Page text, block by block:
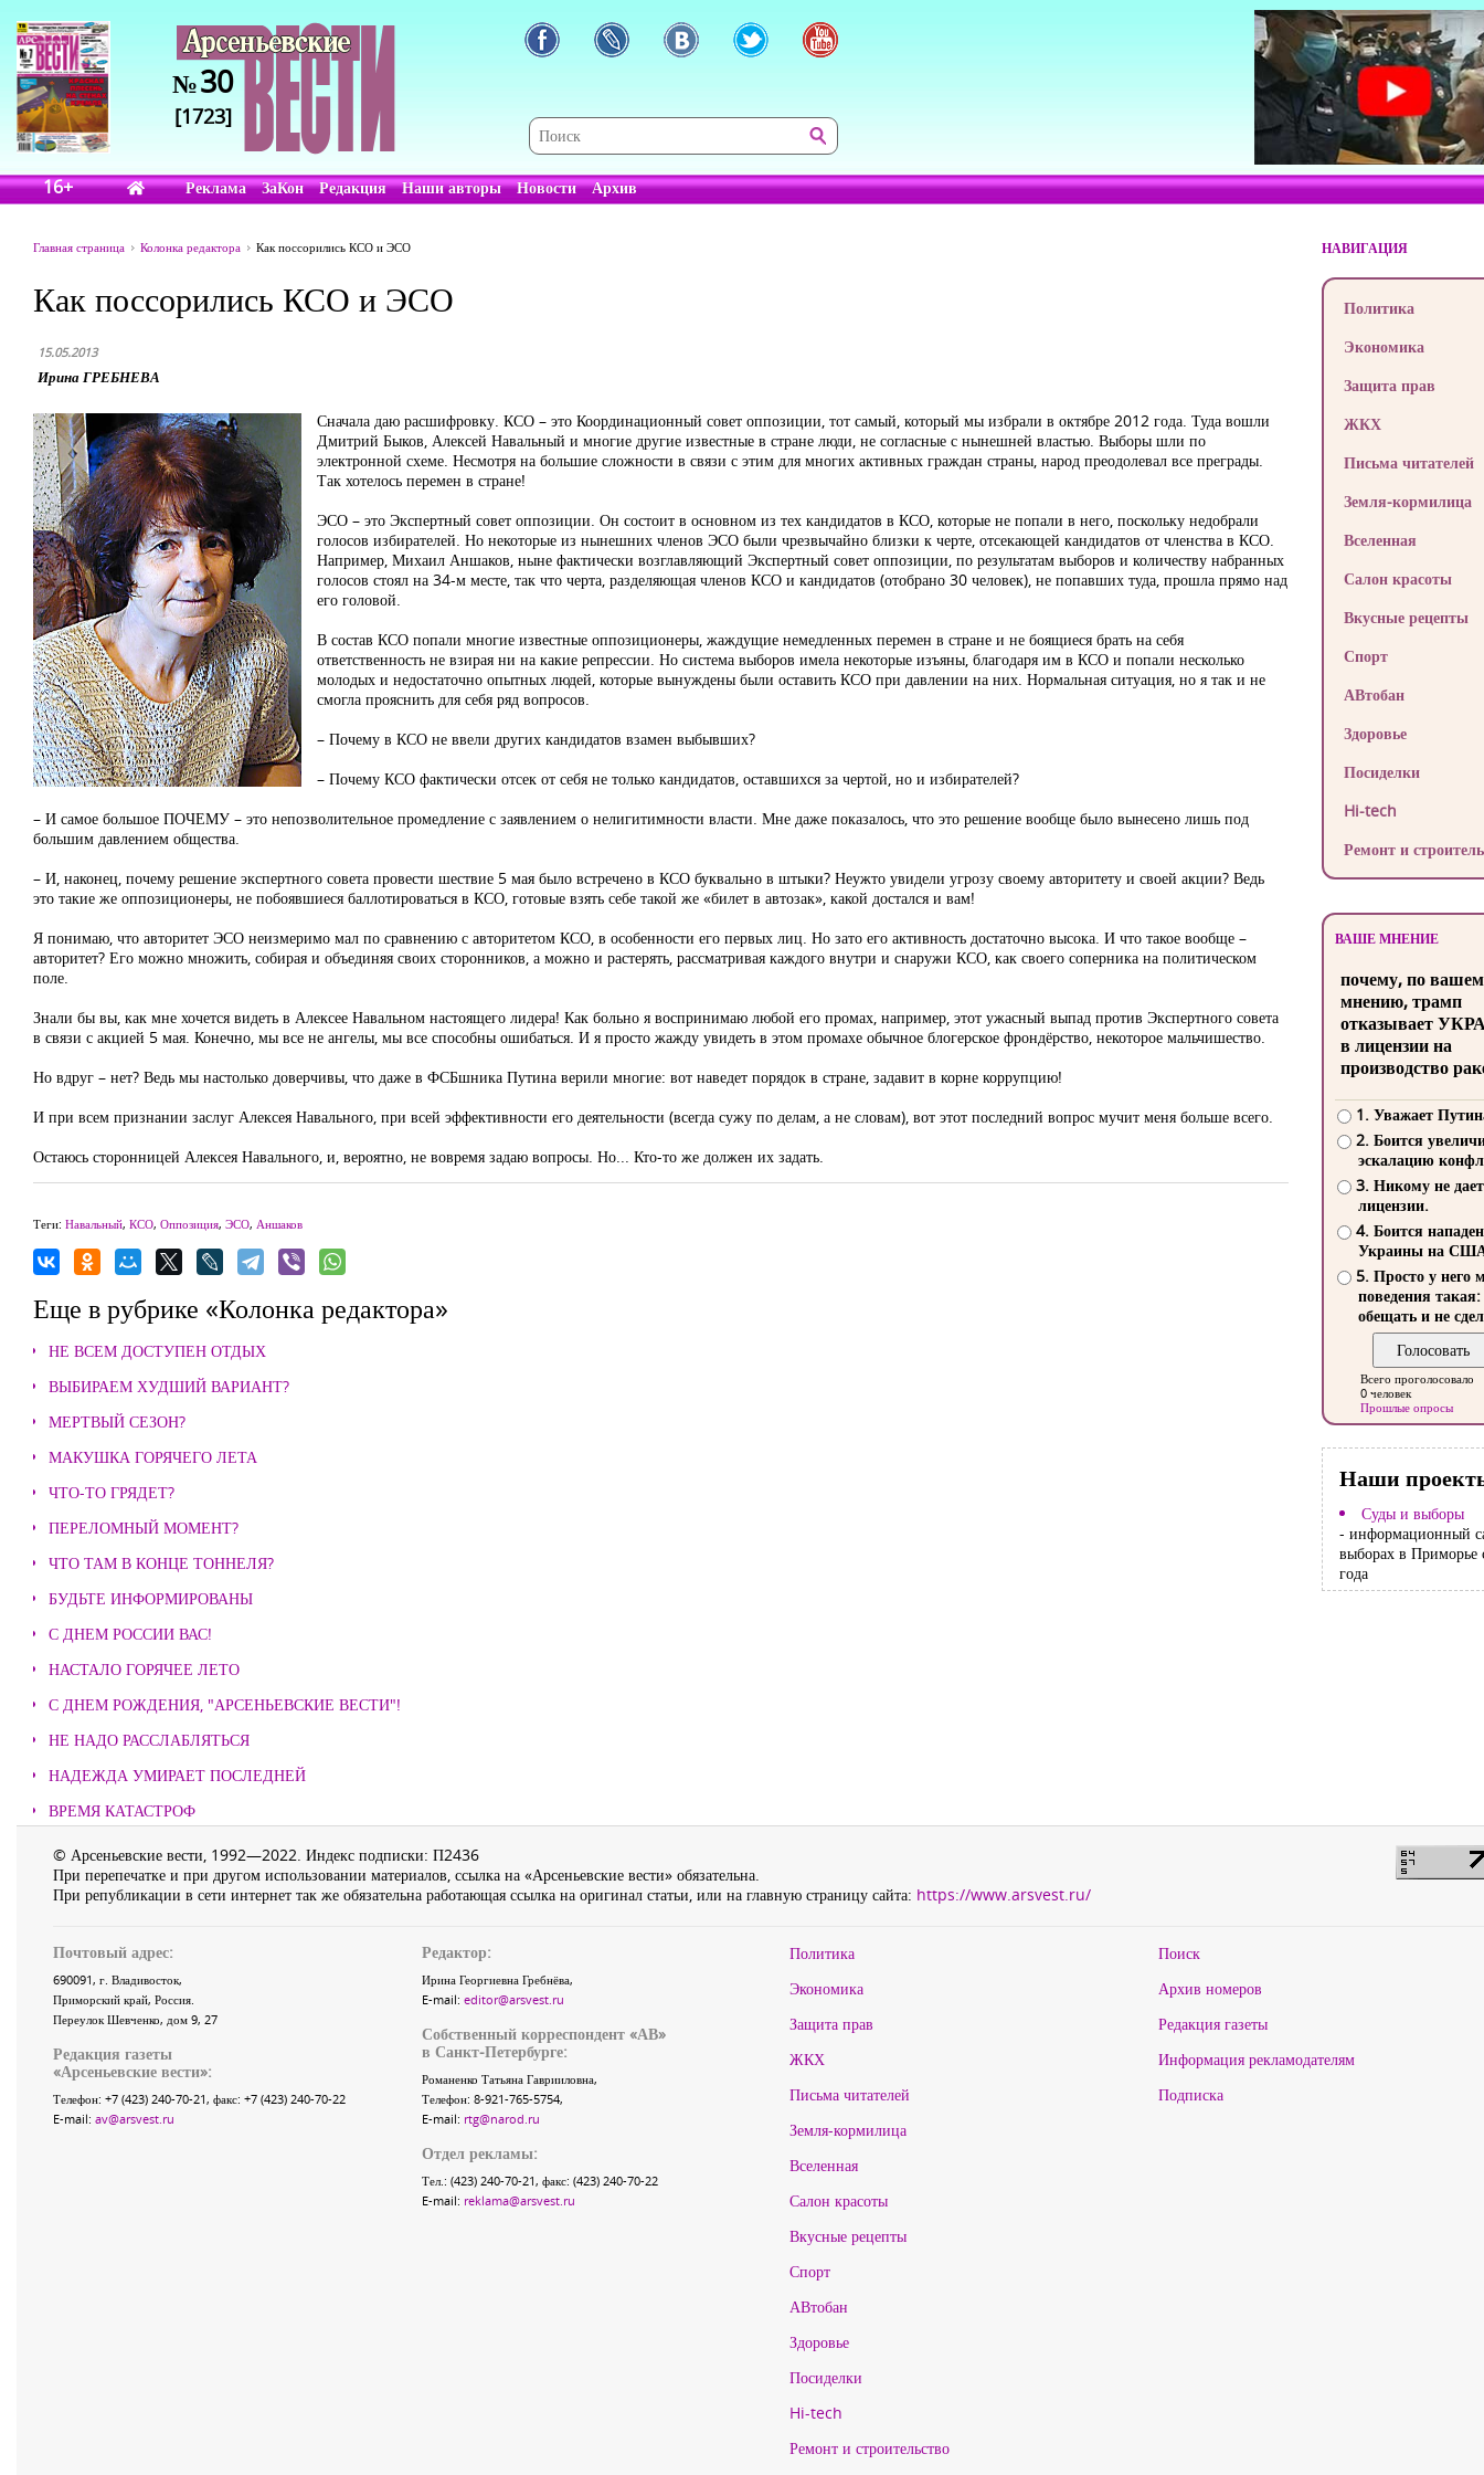
№30
[1723]
16+ Реклама ЗаКон Редакция Наши авторы Новости Архив
Главная страница Колонка редактора Как поссорились КСО и ЭСО
Как поссорились КСО и ЭСО
15.05.2013
Ирина ГРЕБНЕВА
Сначала даю расшифровку. КСО – это Координационный совет оппозиции, тот самый, который мы избрали в октябре 2012 года. Туда вошли
Дмитрий Быков, Алексей Навальный и многие другие известные в стране люди, не согласные с нынешней властью. Выборы шли по
электронной схеме. Несмотря на большие сложности в связи с этим для многих активных граждан страны, народ преодолевал все преграды.
Так хотелось перемен в стране!
ЭСО – это Экспертный совет оппозиции. Он состоит в основном из тех кандидатов в КСО, которые не попали в него, поскольку недобрали
голосов избирателей. Но некоторые из нынешних членов ЭСО были чрезвычайно близки к черте, отсекающей кандидатов от членства в КСО.
Например, Михаил Аншаков, ныне фактически возглавляющий Экспертный совет оппозиции, по результатам выборов и количеству набранных
голосов стоял на 34-м месте, так что черта, разделяющая членов КСО и кандидатов (отобрано 30 человек), не попавших туда, прошла прямо над
его головой.
В состав КСО попали многие известные оппозиционеры, жаждущие немедленных перемен в стране и не боящиеся брать на себя
ответственность не взирая ни на какие репрессии. Но система выборов имела некоторые изъяны, благодаря им в КСО и попали несколько
молодых и недостаточно опытных людей, которые вынуждены были оставить КСО при давлении на них. Нормальная ситуация, но я так и не
смогла прояснить для себя ряд вопросов.
– Почему в КСО не ввели других кандидатов взамен выбывших?
– Почему КСО фактически отсек от себя не только кандидатов, оставшихся за чертой, но и избирателей?
– И самое большое ПОЧЕМУ – это непозволительное промедление с заявлением о нелигитимности власти. Мне даже показалось, что это решение вообще было вынесено лишь под
большим давлением общества.
– И, наконец, почему решение экспертного совета провести шествие 5 мая было встречено в КСО буквально в штыки? Неужто увидели угрозу своему авторитету и своей акции? Ведь
это такие же оппозиционеры, не побоявшиеся баллотироваться в КСО, готовые взять себе такой же «билет в автозак», какой достался и вам!
Я понимаю, что авторитет ЭСО неизмеримо мал по сравнению с авторитетом КСО, в особенности его первых лиц. Но зато его активность достаточно высока. И что такое вообще –
авторитет? Его можно множить, собирая и объединяя своих сторонников, а можно и растерять, рассматривая каждого внутри и снаружи КСО, как своего соперника на политическом
поле.
Знали бы вы, как мне хочется видеть в Алексее Навальном настоящего лидера! Как больно я воспринимаю любой его промах, например, этот ужасный выпад против Экспертного совета
в связи с акцией 5 мая. Конечно, мы все не ангелы, мы все способны ошибаться. И я просто жажду увидеть в этом промахе обычное блогерское фрондёрство, некоторое мальчишество.
Но вдруг – нет? Ведь мы настолько доверчивы, что даже в ФСБшника Путина верили многие: вот наведет порядок в стране, задавит в корне коррупцию!
И при всем признании заслуг Алексея Навального, при всей эффективности его деятельности (всегда сужу по делам, а не словам), вот этот последний вопрос мучит меня больше всего.
Остаюсь сторонницей Алексея Навального, и, вероятно, не вовремя задаю вопросы. Но... Кто-то же должен их задать.
Теги: Навальный, КСО, Оппозиция, ЭСО, Аншаков
Еще в рубрике «Колонка редактора»
НЕ ВСЕМ ДОСТУПЕН ОТДЫХ
ВЫБИРАЕМ ХУДШИЙ ВАРИАНТ?
МЕРТВЫЙ СЕЗОН?
МАКУШКА ГОРЯЧЕГО ЛЕТА
ЧТО-ТО ГРЯДЕТ?
ПЕРЕЛОМНЫЙ МОМЕНТ?
ЧТО ТАМ В КОНЦЕ ТОННЕЛЯ?
БУДЬТЕ ИНФОРМИРОВАНЫ
С ДНЕМ РОССИИ ВАС!
НАСТАЛО ГОРЯЧЕЕ ЛЕТО
С ДНЕМ РОЖДЕНИЯ, "АРСЕНЬЕВСКИЕ ВЕСТИ"!
НЕ НАДО РАССЛАБЛЯТЬСЯ
НАДЕЖДА УМИРАЕТ ПОСЛЕДНЕЙ
ВРЕМЯ КАТАСТРОФ
НАВИГАЦИЯ
Политика
Экономика
Защита прав
ЖКХ
Письма читателей
Земля-кормилица
Вселенная
Салон красоты
Вкусные рецепты
Спорт
АВтобан
Здоровье
Посиделки
Hi-tech
Ремонт и
ВАШЕ МНЕНИЕ
почему, по
мнению, трамп
отказывает
в лицензии на
производство
1. Уважает
2. Боится
эскалацию
3. Никому не
лицензии.
4. Боится
Украины на
5. Просто у него
поведения такая:
обещать и не
Всего проголосовало
0 человек
Прошлые опросы
Наши
Суды и выборы
- информационный
выборах в Приморье
года
© Арсеньевские вести, 1992—2022. Индекс подписки: П2436
При перепечатке и при другом использовании материалов, ссылка на «Арсеньевские вести» обязательна.
При републикации в сети интернет так же обязательна работающая ссылка на оригинал статьи, или на главную страницу сайта: https://www.arsvest.ru/
Почтовый адрес:
690091, г. Владивосток,
Приморский край, Россия.
Переулок Шевченко, дом 9, 27
Редакция газеты
«Арсеньевские вести»:
Телефон: +7 (423) 240-70-21, факс: +7 (423) 240-70-22
E-mail: av@arsvest.ru
Редактор:
Ирина Георгиевна Гребнёва,
E-mail: editor@arsvest.ru
Собственный корреспондент «АВ»
в Санкт-Петербурге:
Романенко Татьяна Гаврииловна,
Телефон: 8-921-765-5754,
E-mail: rtg@narod.ru
Отдел рекламы:
Тел.: (423) 240-70-21, факс: (423) 240-70-22
E-mail: reklama@arsvest.ru
Политика
Экономика
Защита прав
ЖКХ
Письма читателей
Земля-кормилица
Вселенная
Салон красоты
Вкусные рецепты
Спорт
АВтобан
Здоровье
Посиделки
Hi-tech
Ремонт и строительство
Поиск
Архив номеров
Редакция газеты
Информация рекламодателям
Подписка